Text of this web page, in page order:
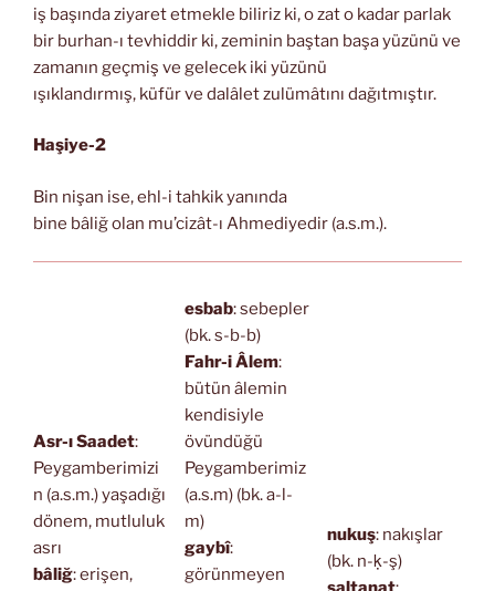
iş başında ziyaret etmekle biliriz ki, o zat o kadar parlak
bir burhan-ı tevhiddir ki, zeminin baştan başa yüzünü ve
zamanın geçmiş ve gelecek iki yüzünü
ışıklandırmış, küfür ve dalâlet zulümâtını dağıtmıştır.
Haşiye-2
Bin nişan ise, ehl-i tahkik yanında
bine bâliğ olan mu’cizât-ı Ahmediyedir (a.s.m.).
Asr-ı Saadet:
Peygamberimizi
n (a.s.m.) yaşadığı
dönem, mutluluk
asrı
bâliğ: erişen,
esbab: sebepler
(bk. s-b-b)
Fahr-i Âlem:
bütün âlemin
kendisiyle
övündüğü
Peygamberimiz
(a.s.m) (bk. a-l-
m)
gaybî:
görünmeyen
nukuş: nakışlar
(bk. n-ḳ-ş)